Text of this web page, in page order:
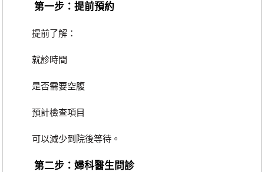
第一步：提前預約
提前了解：
就診時間
是否需要空腹
預計檢查項目
可以減少到院後等待。
第二步：婦科醫生問診